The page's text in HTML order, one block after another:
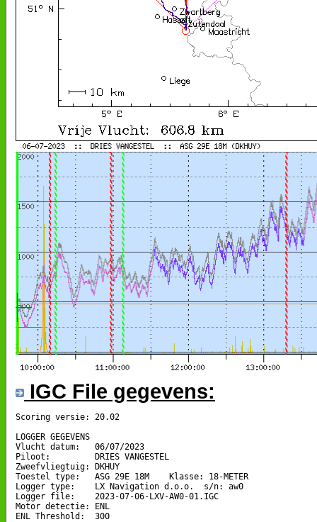
IGC File gegevens:
Scoring versie: 20.02
LOGGER GEGEVENS
Vlucht datum:   06/07/2023
Piloot:         DRIES VANGESTEL
Zweefvliegtuig: DKHUY
Toestel type:   ASG 29E 18M    Klasse: 18-METER
Logger type:    LX Navigation d.o.o.  s/n: aw0
Logger file:    2023-07-06-LXV-AW0-01.IGC
Motor detectie: ENL
ENL Threshold:  300